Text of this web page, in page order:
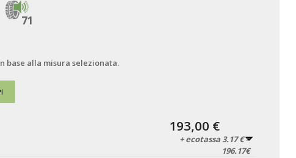
71
base alla misura selezionata.
193,00 €
+ ecotassa 3.17 € =
196.17€